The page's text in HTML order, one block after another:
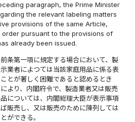
paragraph, the Prime Minister
the relevant labeling matters
provisions of the same Article,
pursuant to the provisions of
already been issued.
条第一項に規定する場合において、製
業者によつては当該家庭用品に係る表
とが著しく困難であると認めるとき
より、内閣府令で、製造業者又は販売
については、内閣総理大臣が表示事項
販売し、又は販売のために陳列しては
ができる。